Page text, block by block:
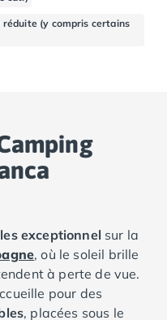
réduite (y compris certains
exceptionnel sur la
, où le soleil brille
à perte de vue.
pour des
, placées sous le